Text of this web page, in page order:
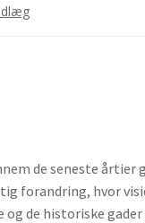
de seneste
forandring, hvor
og de historiske